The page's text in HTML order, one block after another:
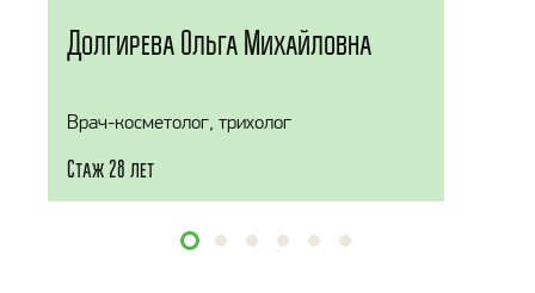
Долгирева Ольга Михайловна
Врач-косметолог, трихолог
Стаж 28 лет